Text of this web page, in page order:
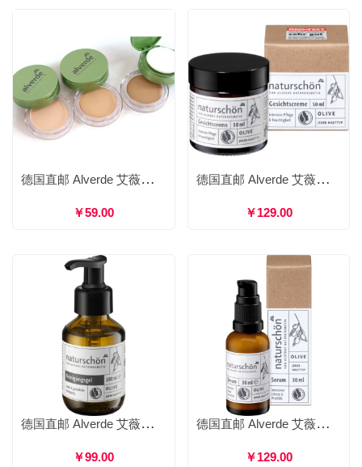
德国直邮 Alverde 艾薇德 天然孕妇可用粉饼 9g 多色号
￥59.00
德国直邮 Alverde 艾薇德 自然美丽 橄榄活力面霜 日霜滋润补水保湿淡纹 50ml
￥129.00
德国直邮 Alverde 艾薇德 自然美丽 橄榄洁面啫喱 洗面奶洁面乳温和清洁保湿 100ml
￥99.00
德国直邮 Alverde 艾薇德 自然美丽 橄榄脸部精华乳 精华液精华素滋润保湿焕活肌肤 30ml
￥129.00